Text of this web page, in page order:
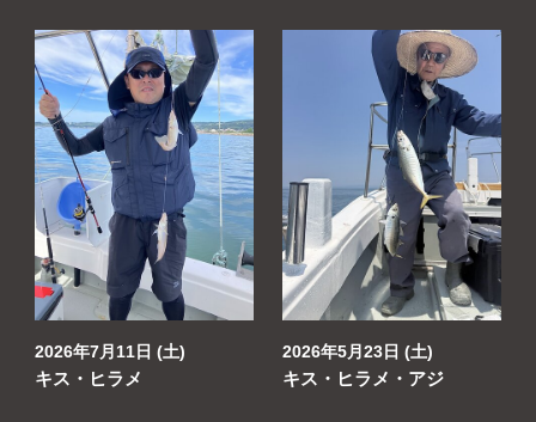
2026年7月11日 (土)
キス・ヒラメ
2026年5月23日 (土)
キス・ヒラメ・アジ